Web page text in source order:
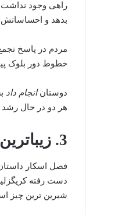
راهی وجود نداشت
بدهد و احساساتش
مردم در پاسخ
خطوط دور بلوک
دوستانانجام داد
هر دو در حال رشد
3. زیباترین داستان عاشقانه کریگزلیست
فصل اسکار
دست رفته
شیرین ترین چیز